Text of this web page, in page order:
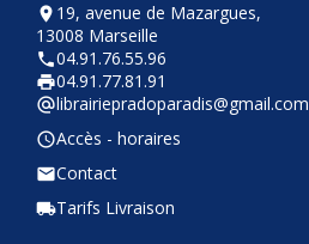
room 19, avenue de Mazargues,
13008 Marseille
phone04.91.76.55.96
local_printshop04.91.77.81.91
alternate_emaillibrairiepradoparadis@gmail.com
query_builderAccès - horaires
emailContact
local_shippingTarifs Livraison